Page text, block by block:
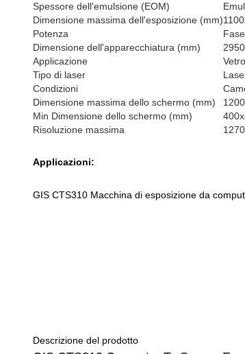
Spessore dell'emulsione (EOM)
Dimensione massima dell'esposizione (mm)
Potenza
Dimensione dell'apparecchiatura (mm)
Applicazione
Tipo di laser
Condizioni
Dimensione massima dello schermo (mm)
Min Dimensione dello schermo (mm)
Risoluzione massima
Applicazioni:
GIS CTS310 Macchina di esposizione da
Descrizione del prodotto